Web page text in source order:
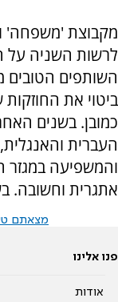
מקבוצת 'משפחה'
לרשות השניה על
השותפים הטובים
ביטוי את
כמובן. בשנים
העברית
והמשפיעה במגזר
אתגרית וחשובה.
מצאתם
פנו אלינו
אודות